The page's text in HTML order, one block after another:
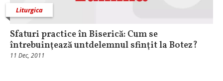
Liturgica
Sfaturi practice în Biserică: Cum se
întrebuinţează untdelemnul sfinţit la Botez?
11 Dec, 2011